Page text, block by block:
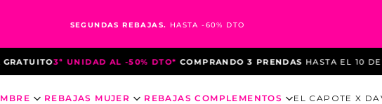
SEGUNDAS REBAJAS. HASTA -60% DTO
3ª UNIDAD AL -50% DTO* COMPRANDO 3 PRENDASHASTA EL 10 DE
REBAJAS MUJER REBAJAS COMPLEMENTOS
EL CAPOTE X